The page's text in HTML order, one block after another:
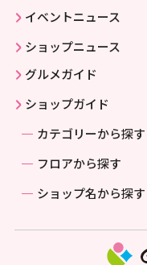
イベントニュース
ショップニュース
グルメガイド
ショップガイド
カテゴリーから探す
フロアから探す
ショップ名から探す